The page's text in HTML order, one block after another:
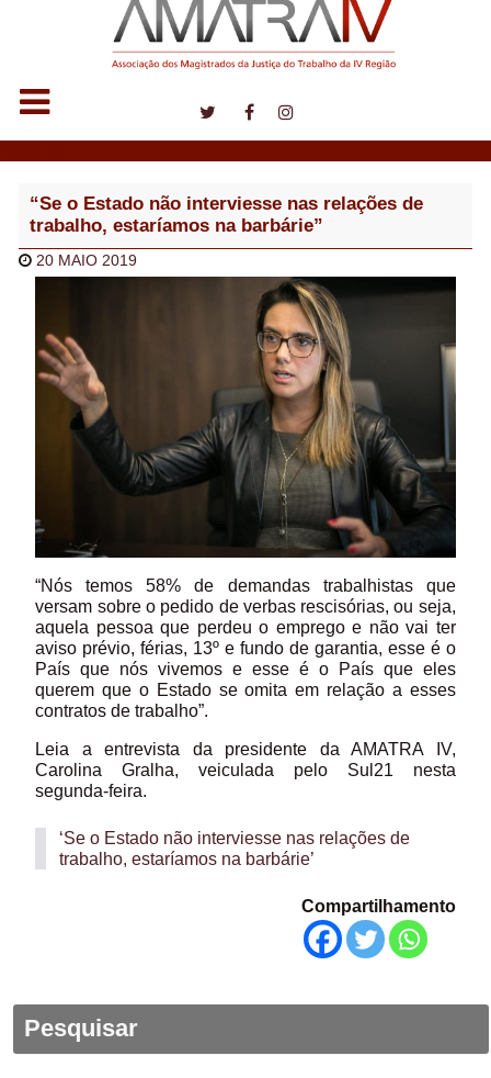
“Se o Estado não interviesse nas relações de
trabalho, estaríamos na barbárie”
20 MAIO 2019
“Nós temos 58% de demandas trabalhistas que
versam sobre o pedido de verbas rescisórias, ou seja,
aquela pessoa que perdeu o emprego e não vai ter
aviso prévio, férias, 13º e fundo de garantia, esse é o
País que nós vivemos e esse é o País que eles
querem que o Estado se omita em relação a esses
contratos de trabalho”.
Leia a entrevista da presidente da AMATRA IV,
Carolina Gralha, veiculada pelo Sul21 nesta
segunda-feira.
‘Se o Estado não interviesse nas relações de
trabalho, estaríamos na barbárie’
Compartilhamento
Pesquisar